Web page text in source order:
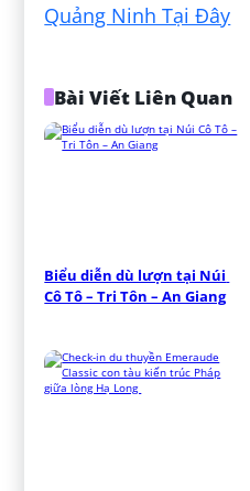
Quảng Ninh Tại Đây
Bài Viết Liên Quan
Biểu diễn dù lượn tại Núi
Cô Tô – Tri Tôn – An Giang